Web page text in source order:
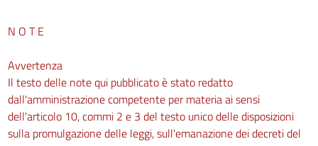
N O T E
Avvertenza
Il testo delle note qui pubblicato è stato redatto
dall'amministrazione competente per materia ai sensi
dell'articolo 10, commi 2 e 3 del testo unico delle disposizioni
sulla promulgazione delle leggi, sull'emanazione dei decreti del